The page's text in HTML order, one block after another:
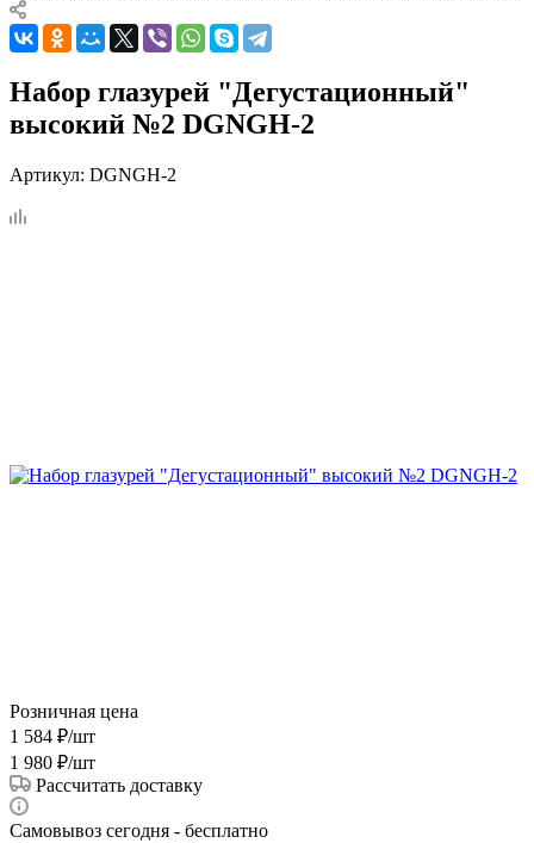
Набор глазурей "Дегустационный"
высокий №2 DGNGH-2
Артикул: DGNGH-2
Розничная цена
1 584 ₽/шт
1 980 ₽/шт
Рассчитать доставку
Самовывоз сегодня - бесплатно